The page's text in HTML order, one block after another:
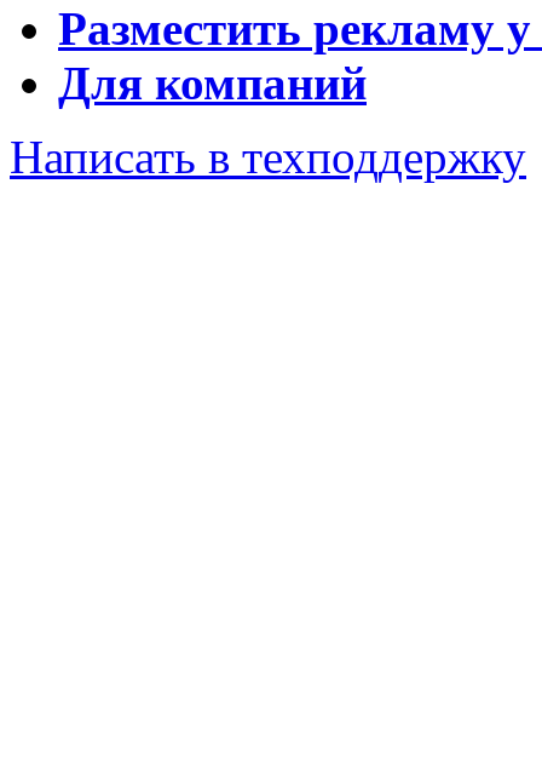
Разместить рекламу у
Для компаний
Написать в техподдержку